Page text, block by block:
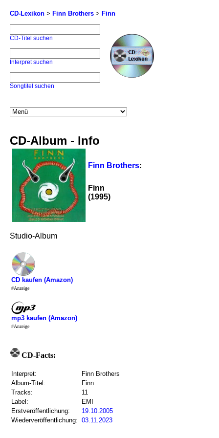
CD-Lexikon > Finn Brothers > Finn
CD-Titel suchen
Interpret suchen
Songtitel suchen
CD-Album - Info
Finn Brothers:
Finn
(1995)
Studio-Album
CD kaufen (Amazon)
#Anzeige
mp3 kaufen (Amazon)
#Anzeige
CD-Facts:
Interpret:
Finn Brothers
Album-Titel:
Finn
Tracks:
11
Label:
EMI
Erstveröffentlichung:
19.10.2005
Wiederveröffentlichung: 03.11.2023